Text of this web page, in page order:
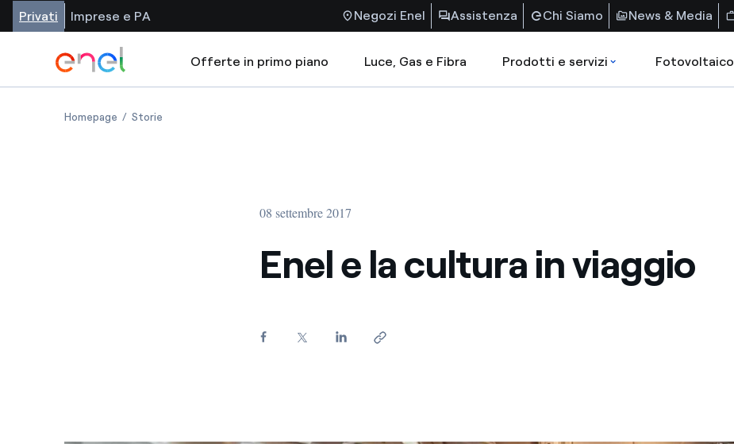
Privati Imprese e PA Negozi Enel Assistenza Chi Siamo News & Media
Offerte in primo piano Luce, Gas e Fibra Prodotti e servizi Fotovoltaico
Homepage Storie
08 settembre 2017
Enel e la cultura in viaggio